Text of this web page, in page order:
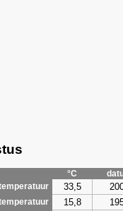
°C
33,5
15,8